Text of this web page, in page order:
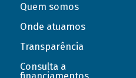
Quem somos
Onde atuamos
Transparência
Consulta a